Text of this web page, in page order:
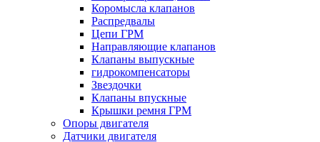
Коромысла клапанов
Распредвалы
Цепи ГРМ
Направляющие клапанов
Клапаны выпускные
гидрокомпенсаторы
Звездочки
Клапаны впускные
Крышки ремня ГРМ
Опоры двигателя
Датчики двигателя